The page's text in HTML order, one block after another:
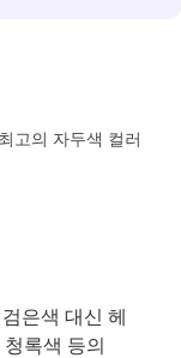
고의 자두색 컬러
은색 대신 헤
록색 등의